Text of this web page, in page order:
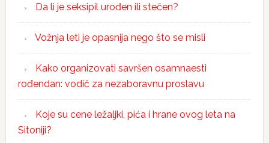
Da li je seksipil urođen ili stečen?
Vožnja leti je opasnija nego što se misli
Kako organizovati savršen osamnaesti
rođendan: vodič za nezaboravnu proslavu
Koje su cene ležaljki, pića i hrane ovog leta na
Sitoniji?